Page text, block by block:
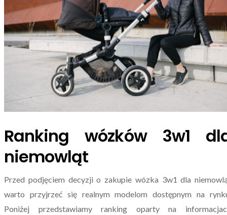
Ranking wózków 3w1
niemowląt
Przed podjęciem decyzji o zakupie wózka 3w1 dla
warto przyjrzeć się realnym modelom dostępnym na
Poniżej przedstawiamy ranking oparty na